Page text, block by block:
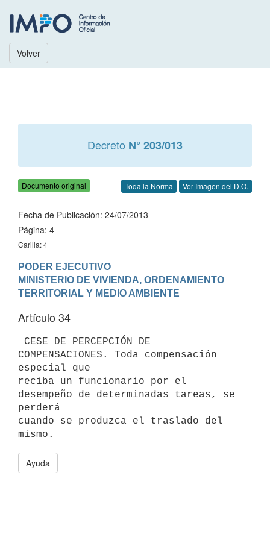
Volver
Decreto N° 203/013
Documento original Toda la Norma Ver Imagen del D.O.
Fecha de Publicación: 24/07/2013
Página: 4
Carilla: 4
PODER EJECUTIVO
MINISTERIO DE VIVIENDA, ORDENAMIENTO
Artículo 34
COMPENSACIONES. Toda compensación
especial que
reciba un funcionario por el
desempeño de determinadas tareas, se
perderá
cuando se produzca el traslado del
Ayuda